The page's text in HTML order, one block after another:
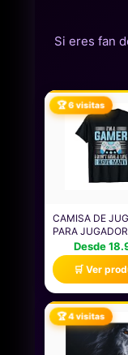
Si eres fan
🏆 6 visitas
CAMISA DE
PARA
NIÑOS
VIDEOJUEGOS
CAMISETA
Desde
🛒 Ver
🏆 4 visitas